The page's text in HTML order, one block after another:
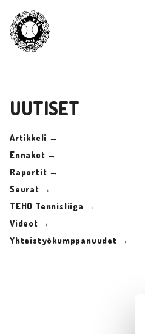
UUTISET
Artikkeli →
Ennakot →
Raportit →
Seurat →
TEHO Tennisliiga →
Videot →
Yhteistyökumppanuudet →